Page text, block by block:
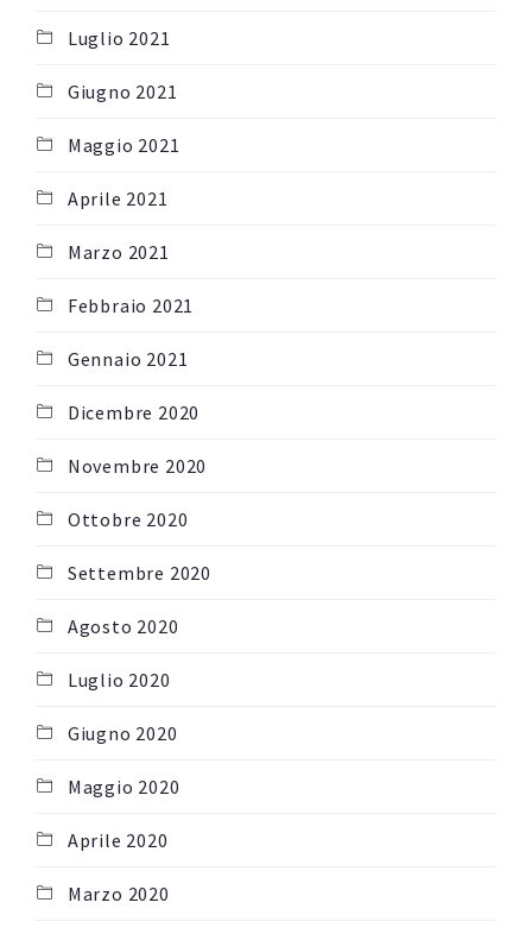
Luglio 2021
Giugno 2021
Maggio 2021
Aprile 2021
Marzo 2021
Febbraio 2021
Gennaio 2021
Dicembre 2020
Novembre 2020
Ottobre 2020
Settembre 2020
Agosto 2020
Luglio 2020
Giugno 2020
Maggio 2020
Aprile 2020
Marzo 2020